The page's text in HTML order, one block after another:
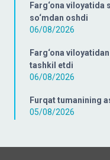
Farg‘ona
so‘mdan oshdi
06/08/2026
Farg‘ona
tashkil etdi
06/08/2026
Furqat tumanining
05/08/2026